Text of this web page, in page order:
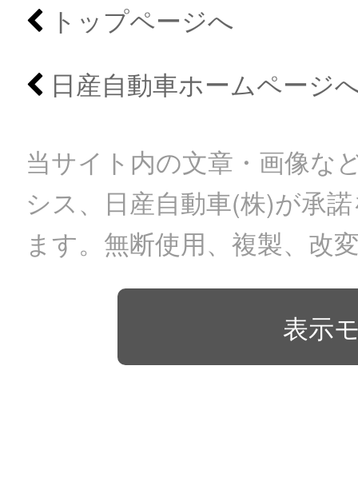
トップページへ
日産自動車ホームページ
当サイト内の文章・画像な
シス、日産自動車(株)が承
ます。無断使用、複製、改
表示